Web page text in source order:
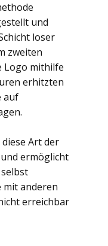
und
loser
zweiten
Logo mithilfe
erhitzten
auf
Art der
ermöglicht
mit anderen
erreichbar